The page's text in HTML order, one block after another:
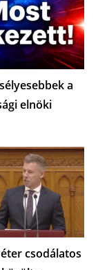
a
elnöki
csodálatos